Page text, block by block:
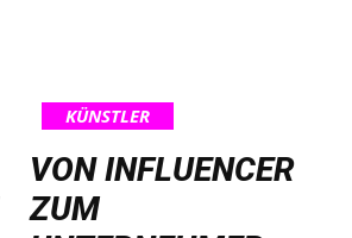
KÜNSTLER
VON INFLUENCER
ZUM